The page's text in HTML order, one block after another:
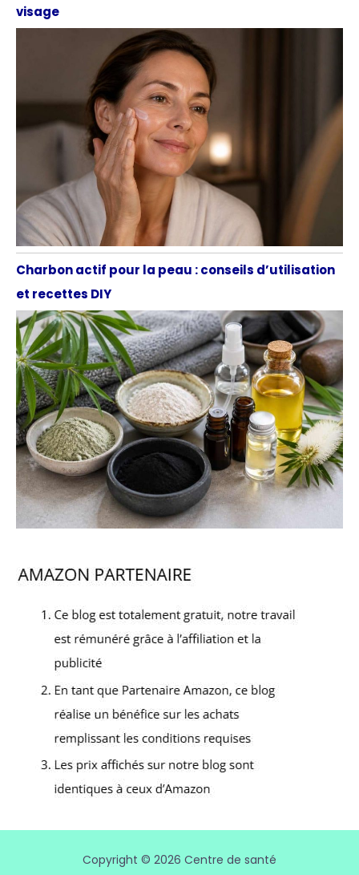
visage
Charbon actif pour la peau : conseils d’utilisation
et recettes DIY
Copyright © 2026 Centre de santé